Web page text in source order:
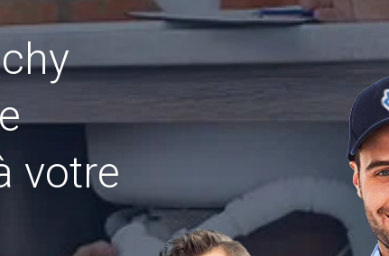
votre